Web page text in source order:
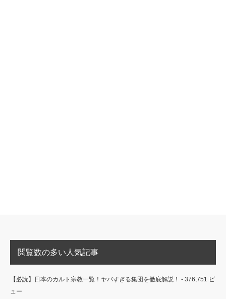
閲覧数の多い人気記事
【必読】日本のカルト宗教一覧！ヤバすぎる集団を徹底解説！ - 376,751 ビ
ュー